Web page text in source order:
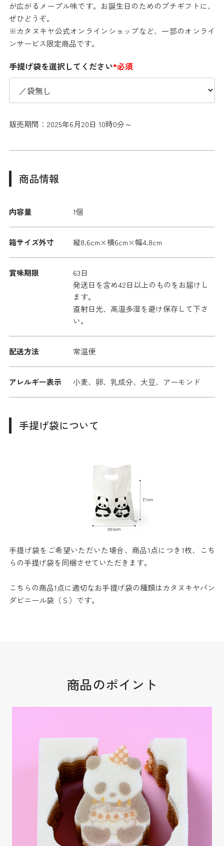
が広がるメープル味です。お誕生日のためのプチギフトに、
ぜひどうぞ。
※カタヌキヤ公式オンラインショップなど、一部のオンライ
ンサービス限定商品です。
手提げ袋を選択してください*必須
販売期間：2025年6月20日 10時0分～
商品情報
内容量 1個
箱サイズ外寸 縦8.6cm×横6cm×幅4.8cm
賞味期限
63日
発送日を含め42日以上のものをお届けし
ます。
直射日光、高温多湿を避け保存して下さ
い。
配送方法 常温便
アレルギー表示 小麦、卵、乳成分、大豆、アーモンド
手提げ袋について
手提げ袋をご希望いただいた場合、商品1点につき1枚、こち
らの手提げ袋を同梱させていただきます。
こちらの商品1点に適切なお手提げ袋の種類はカタヌキヤパン
ダビニール袋（Ｓ）です。
商品のポイント